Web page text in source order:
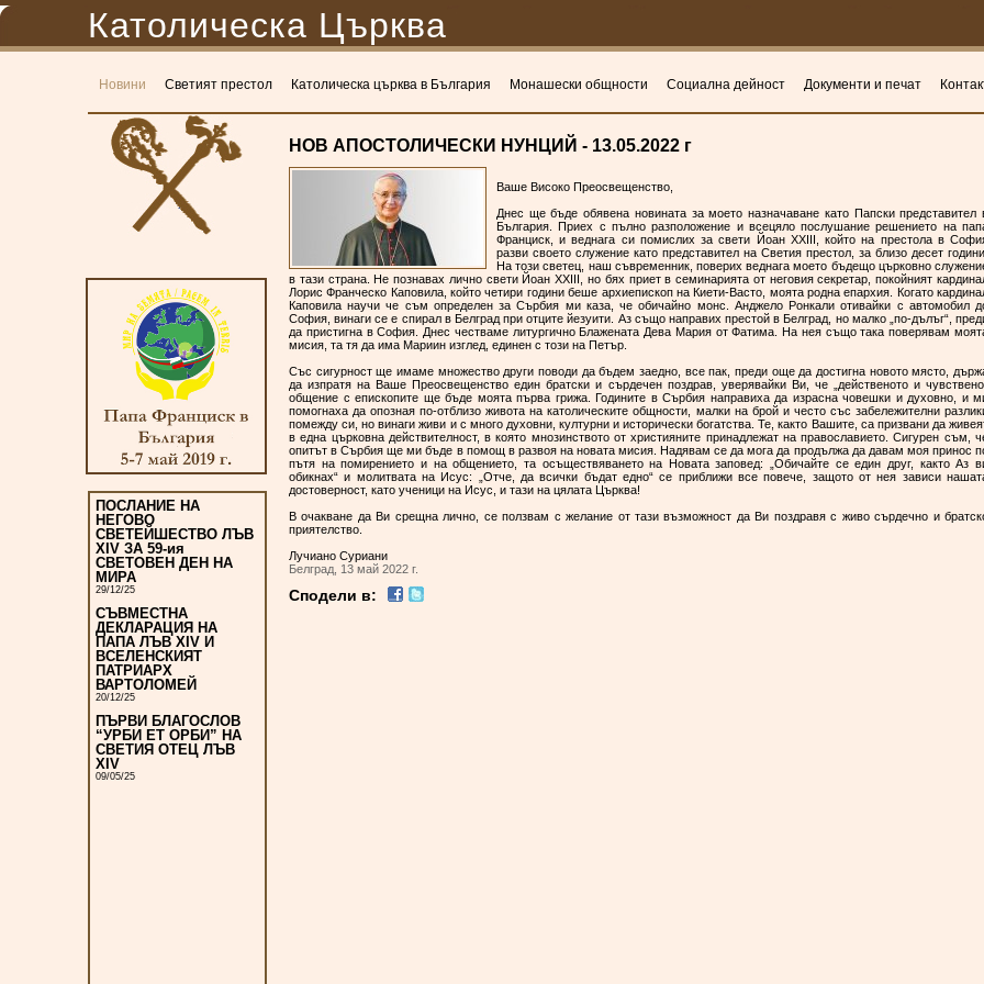
Католическа Църква
Новини Светият престол Католическа църква в България Монашески общности Социална дейност Документи и печат
ПОСЛАНИЕ НА
НЕГОВО
СВЕТЕЙШЕСТВО ЛЪВ
XIV ЗА 59-ия
СВЕТОВЕН ДЕН НА
МИРА
29/12/25
СЪВМЕСТНА
ДЕКЛАРАЦИЯ НА
ПАПА ЛЪВ XIV И
ВСЕЛЕНСКИЯТ
ПАТРИАРХ
ВАРТОЛОМЕЙ
20/12/25
ПЪРВИ БЛАГОСЛОВ
“УРБИ ЕТ ОРБИ” НА
СВЕТИЯ ОТЕЦ ЛЪВ
XIV
09/05/25
НОВ АПОСТОЛИЧЕСКИ НУНЦИЙ - 13.05.2022 г
Ваше Високо Преосвещенство,
Днес ще бъде обявена новината за моето назначаване като Папски представител
България. Приех с пълно разположение и всецяло послушание решението на
Франциск, и веднага си помислих за свети Йоан XXIII, който на престола в
разви своето служение като представител на Светия престол, за близо десет
На този светец, наш съвременник, поверих веднага моето бъдещо църковно
в тази страна. Не познавах лично свети Йоан XXIII, но бях приет в семинарията от неговия секретар, покойният
Лорис Франческо Каповила, който четири години беше архиепископ на Киети-Васто, моята родна епархия. Когато
Каповила научи че съм определен за Сърбия ми каза, че обичайно монс. Анджело Ронкали отивайки с автомобил
София, винаги се е спирал в Белград при отците йезуити. Аз също направих престой в Белград, но малко „по-дълъг“,
да пристигна в София. Днес честваме литургично Блажената Дева Мария от Фатима. На нея също така поверявам
мисия, та тя да има Мариин изглед, единен с този на Петър.
Със сигурност ще имаме множество други поводи да бъдем заедно, все пак, преди още да достигна новото място,
да изпратя на Ваше Преосвещенство един братски и сърдечен поздрав, уверявайки Ви, че „действеното и
общение с епископите ще бъде моята първа грижа. Годините в Сърбия направиха да израсна човешки и духовно, и
помогнаха да опозная по-отблизо живота на католическите общности, малки на брой и често със забележителни
помежду си, но винаги живи и с много духовни, културни и исторически богатства. Те, както Вашите, са призвани да
в една църковна действителност, в която мнозинството от християните принадлежат на православието. Сигурен съм,
опитът в Сърбия ще ми бъде в помощ в развоя на новата мисия. Надявам се да мога да продължа да давам моя принос
пътя на помирението и на общението, та осъществяването на Новата заповед: „Обичайте се един друг, както Аз
обикнах“ и молитвата на Исус: „Отче, да всички бъдат едно“ се приближи все повече, защото от нея зависи
достоверност, като ученици на Исус, и тази на цялата Църква!
В очакване да Ви срещна лично, се ползвам с желание от тази възможност да Ви поздравя с живо сърдечно и
приятелство.
Лучиано Суриани
Белград, 13 май 2022 г.
Сподели в: